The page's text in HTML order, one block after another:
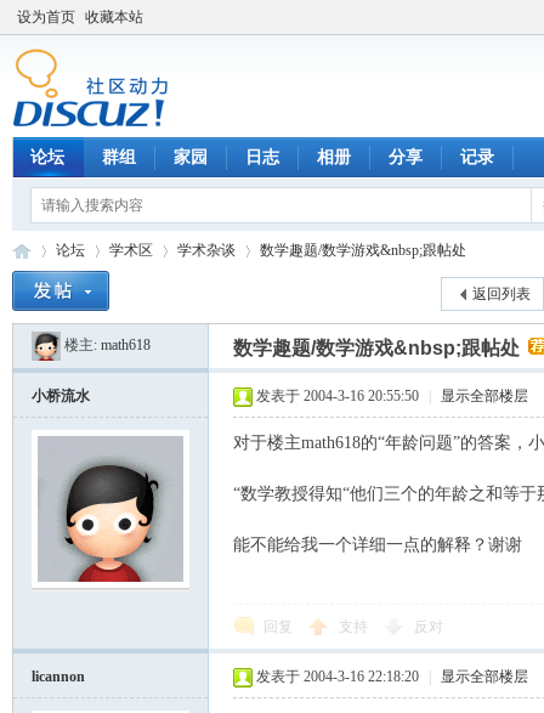
设为首页 收藏本站
论坛 群组 家园 日志 相册 分享 记录
»
论坛
›
学术区 学术杂谈
›
数学趣题/数学游戏&nbsp;跟帖处
返回列表
楼主: math618 数学趣题/数学游戏&nbsp;跟帖处
小桥流水 发表于 2004-3-16 20:55:50 显示全部楼层
对于楼主math618的“年龄问题”的答案，
“数学教授得知“他们三个的年龄之和等
能不能给我一个详细一点的解释？谢谢
回复 支持 反对
licannon 发表于 2004-3-16 22:18:20 显示全部楼层